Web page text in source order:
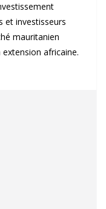
et investisseurs
mauritanien
africaine.